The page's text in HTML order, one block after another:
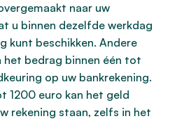
naar uw
u binnen dezelfde werkdag
kunt beschikken. Andere
bedrag binnen één tot
op uw bankrekening.
1200 euro kan het geld
rekening staan, zelfs in het